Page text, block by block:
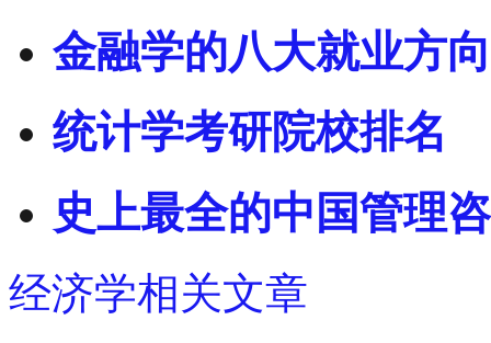
金融学的八大就业方
统计学考研院校排名
史上最全的中国管理
经济学相关文章